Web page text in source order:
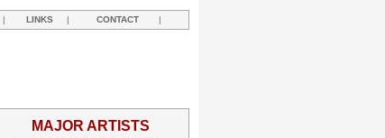
| LINKS | CONTACT |
MAJOR ARTISTS